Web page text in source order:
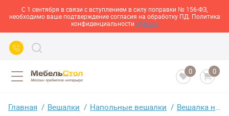
С 1 сентября в связи с вступлением в силу поправки № 156-ФЗ,
необходимо ваше подтверждение согласия на обработку ПД. Политика
конфиденциальности здесь>>
0 0
Главная Вешалки Напольные вешалки Вешалка напольная Leset Галант-2